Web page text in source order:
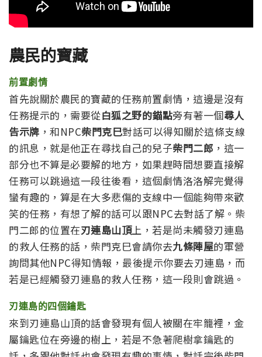
農民的寶藏
前置劇情
首先說關於農民的寶藏的任務前置劇情，這邊是沒有
任務提示的，需要從白狐之野的錨點旁有著一個尋人
告示牌 ，和NPC柴門克巳對話可以得知關於這條支線
的訊息，就是他正在尋找自己的兒子柴門二郎 ，這一
部分也不算是必要解的地方，如果趕時間想要直接解
任務可以跳過這一段往後看，這個劇情洛洛解完覺得
蠻有趣的，算是在大多悲傷的支線中一個能夠帶來歡
笑的任務，有想了解的話可以跟NPC去對話了解。柴
門二郎的位置在刃連島山頂上，若是尚未觸發刃連島
的救人任務的話，柴門克巳會請你去九條陣屋的軍營
詢問其他NPC得知情報，最後提示你要去刃連島，而
若是已經觸發刃連島的救人任務，這一段則會跳過。
刃連島的四個鑰匙
來到刃連島山頂的話會發現有個人被關在牢籠裡，金
屬鑰匙位在旁邊的樹上，若是不急著爬樹拿鑰匙的